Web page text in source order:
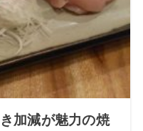
加減が魅力の焼